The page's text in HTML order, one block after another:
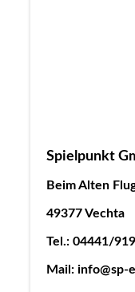
Spielpunkt
Beim Alten
49377 Vechta
Tel.: 04441/
Mail: info@sp-